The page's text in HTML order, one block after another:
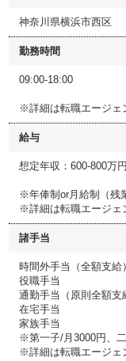
神奈川県横浜市西区
勤務時間
09:00-18:00
※詳細は転職エージェ
給与
想定年収：600-800万円
※年俸制or月給制（残
※詳細は転職エージェ
諸手当
時間外手当（全額支給）
役職手当
通勤手当（原則全額支
在宅手当
家族手当
※第一子/月3000円、
※詳細は転職エージェ